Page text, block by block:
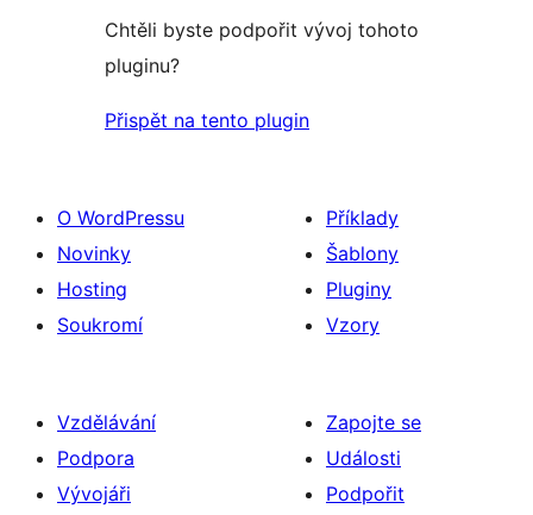
Chtěli byste podpořit vývoj tohoto
pluginu?
Přispět na tento plugin
O WordPressu
Novinky
Hosting
Soukromí
Příklady
Šablony
Pluginy
Vzory
Vzdělávání
Podpora
Vývojáři
Zapojte se
Události
Podpořit